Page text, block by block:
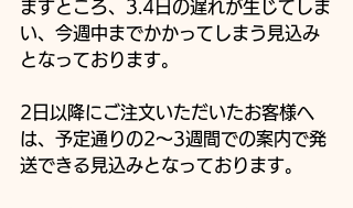
ますところ、3.4日の遅れが生じてしま
い、今週中までかかってしまう見込み
となっております。
2日以降にご注文いただいたお客様へ
は、予定通りの2〜3週間での案内で発
送できる見込みとなっております。